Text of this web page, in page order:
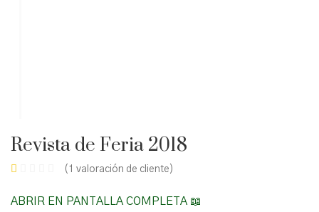
Revista de Feria 2018
( 1 valoración de cliente)
ABRIR EN PANTALLA COMPLETA 📖